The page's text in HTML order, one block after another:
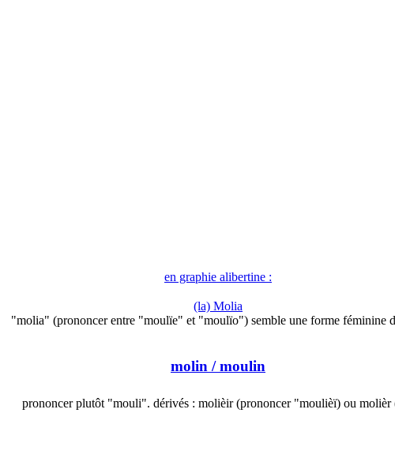
en graphie alibertine :
(la) Molia
"molia" (prononcer entre "moulïe" et "moulïo") semble une forme féminine
molin / moulin
prononcer plutôt "mouli". dérivés : molièir (prononcer "moulièï) ou